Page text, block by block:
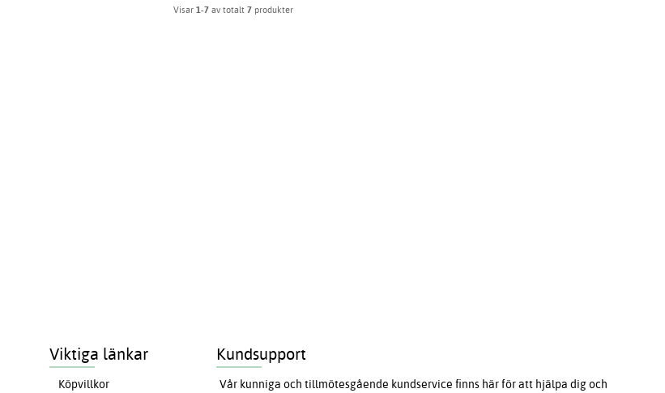
Visar1-7 av totalt7 produkter
Viktiga länkar
Köpvillkor
Kundsupport
Vår kunniga och tillmötesgående kundservice finns här för att hjälpa dig och